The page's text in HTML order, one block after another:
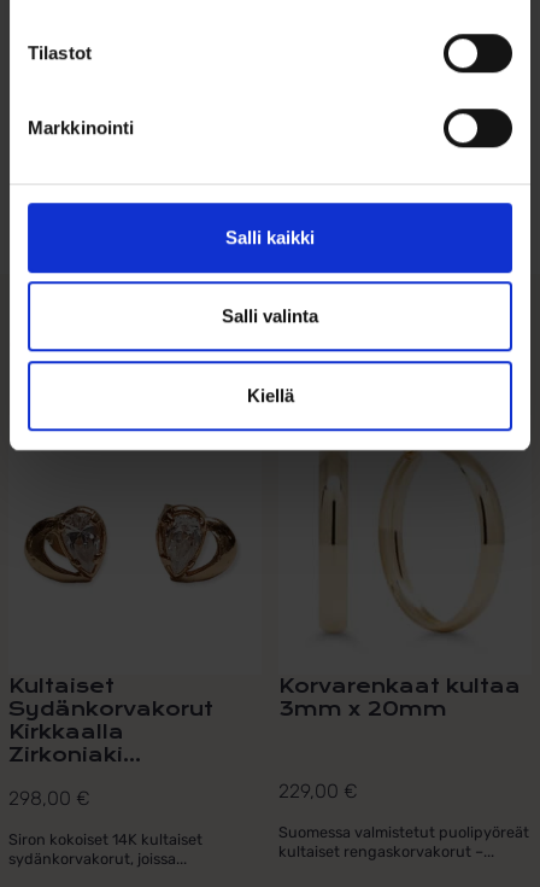
Tilastot
Markkinointi
Salli kaikki
Salli valinta
Kiellä
Ohjeita sormuksen tai korun
Tutustu ohjeisiin
Tutustu myös
Kultaiset
Sydänkorvakorut
Kirkkaalla
Zirkoniaki...
298,00 €
Siron kokoiset 14K kultaiset
sydänkorvakorut, joissa...
Korvarenkaat kultaa
3mm x 20mm
229,00 €
Suomessa valmistetut puolipyöreät
kultaiset rengaskorvakorut –...